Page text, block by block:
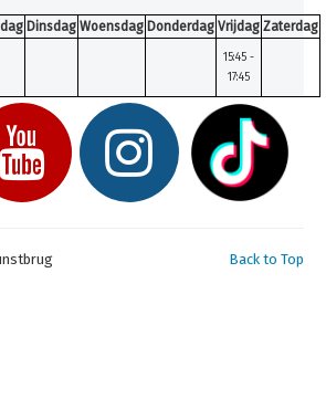
Dinsdag Woensdag Donderdag Vrijdag Zaterdag
15:45 -
17:45
Back to Top